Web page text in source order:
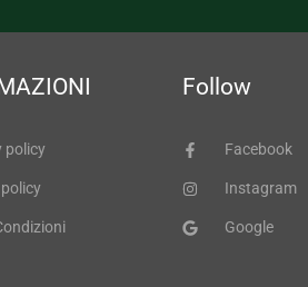
policy
Follow
Facebook
Instagram
Google